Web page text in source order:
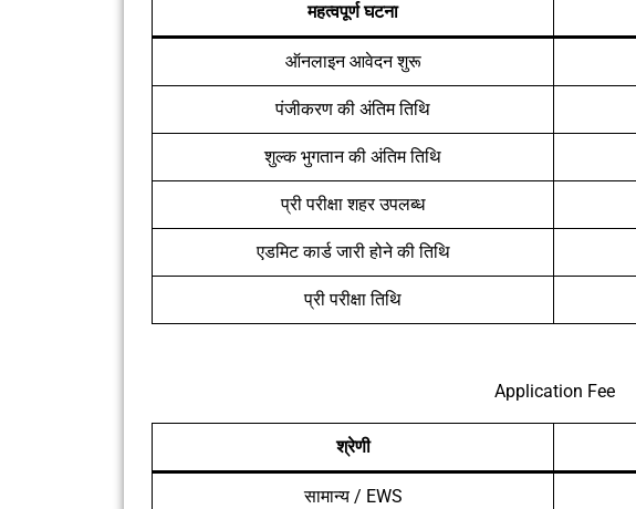
महत्वपूर्ण घटना
ऑनलाइन आवेदन शुरू
पंजीकरण की अंतिम तिथि
शुल्क भुगतान की अंतिम तिथि
प्री परीक्षा शहर उपलब्ध
एडमिट कार्ड जारी होने की तिथि
प्री परीक्षा तिथि
Application Fee
श्रेणी
सामान्य / EWS